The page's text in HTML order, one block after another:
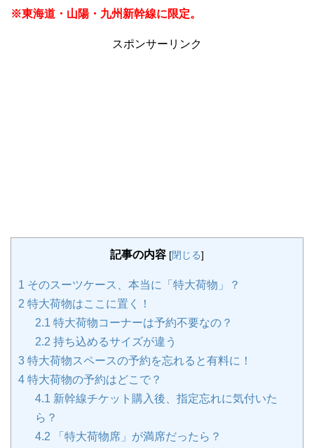
※東海道・山陽・九州新幹線に限定。
スポンサーリンク
記事の内容 [閉じる]
1 そのスーツケース、本当に「特大荷物」？
2 特大荷物はここに置く！
2.1 特大荷物コーナーは予約不要なの？
2.2 持ち込めるサイズが違う
3 特大荷物スペースの予約を忘れると有料に！
4 特大荷物の予約はどこで？
4.1 新幹線チケット購入後、指定忘れに気付いた
ら？
4.2 「特大荷物席」が満席だったら？